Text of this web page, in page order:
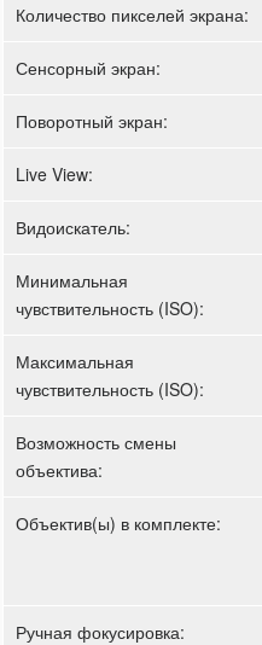
Количество пикселей экрана:
Сенсорный экран:
Поворотный экран:
Live View:
Видоискатель:
Минимальная
чувствительность (ISO):
Максимальная
чувствительность (ISO):
Возможность смены
объектива:
Объектив(ы) в комплекте:
Ручная фокусировка: